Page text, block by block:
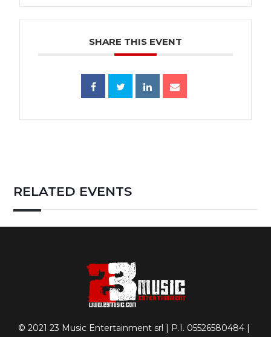
SHARE THIS EVENT
RELATED EVENTS
© 2021 23 Music Entertainment srl | P.I. 05526580484 |